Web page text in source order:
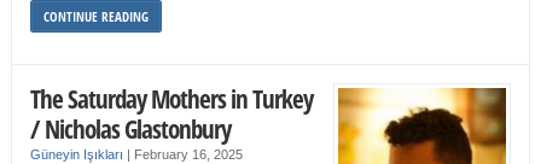
CONTINUE READING
The Saturday Mothers in Turkey
/ Nicholas Glastonbury
Güneyin Işıkları | February 16, 2025